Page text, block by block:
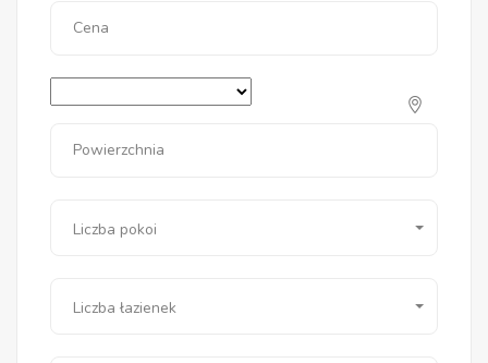
Cena
Powierzchnia
Liczba pokoi
Liczba łazienek